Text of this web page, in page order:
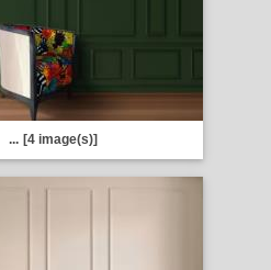
... [4 image(s)]